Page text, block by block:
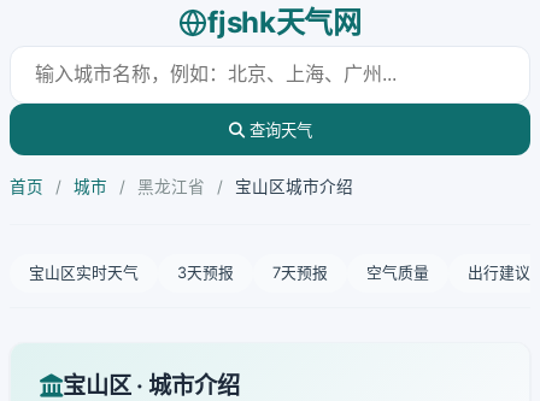
fjshk天气网
查询天气
首页 / 城市 / 黑龙江省 / 宝山区城市介绍
宝山区实时天气 3天预报 7天预报 空气质量 出行建议
宝山区 · 城市介绍